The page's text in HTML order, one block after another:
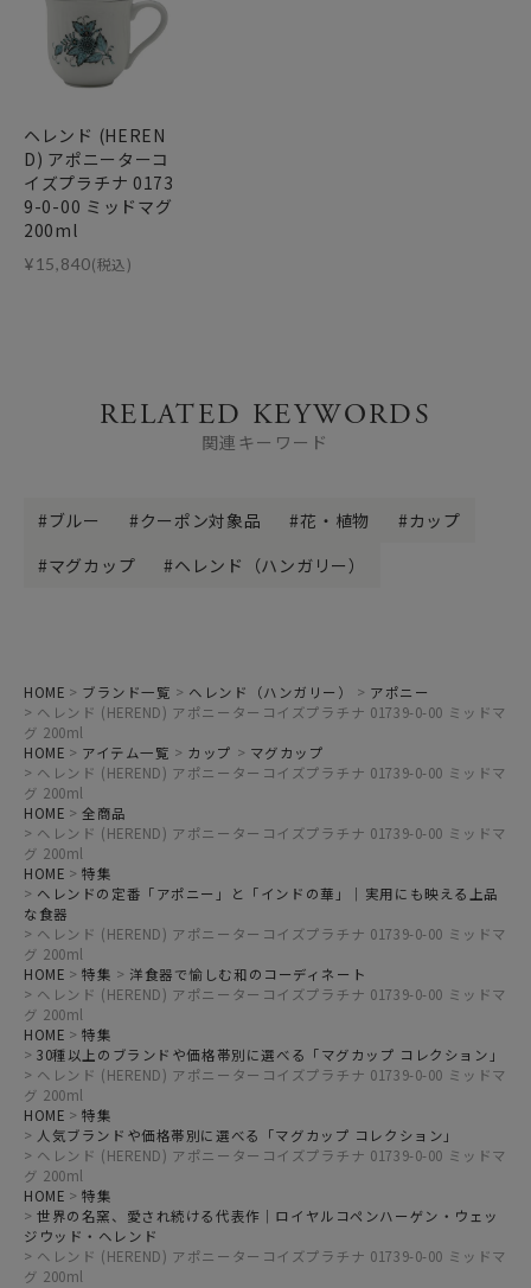
ヘレンド (HEREN
D) アポニーターコ
イズプラチナ 0173
9-0-00 ミッドマグ
200ml
¥15,840(税込)
RELATED KEYWORDS
関連キーワード
ブルー クーポン対象品 花・植物
カップ
マグカップ
ヘレンド（ハンガリー）
HOME ブランド一覧 ヘレンド（ハンガリー）
アポニー
ヘレンド (HEREND) アポニーターコイズプラチナ 01739-0-00 ミッドマ
グ 200ml
HOME
アイテム一覧 カップ
マグカップ
ヘレンド (HEREND) アポニーターコイズプラチナ 01739-0-00 ミッドマ
グ 200ml
HOME
全商品
ヘレンド (HEREND) アポニーターコイズプラチナ 01739-0-00 ミッドマ
グ 200ml
HOME
特集
ヘレンドの定番「アポニー」と「インドの華」｜実用にも映える上品
な食器
ヘレンド (HEREND) アポニーターコイズプラチナ 01739-0-00 ミッドマ
グ 200ml
HOME
特集
洋食器で愉しむ和のコーディネート
ヘレンド (HEREND) アポニーターコイズプラチナ 01739-0-00 ミッドマ
グ 200ml
HOME
特集
30種以上のブランドや価格帯別に選べる「マグカップ コレクション」
ヘレンド (HEREND) アポニーターコイズプラチナ 01739-0-00 ミッドマ
グ 200ml
HOME
特集
人気ブランドや価格帯別に選べる「マグカップ コレクション」
ヘレンド (HEREND) アポニーターコイズプラチナ 01739-0-00 ミッドマ
グ 200ml
HOME
特集
世界の名窯、愛され続ける代表作｜ロイヤルコペンハーゲン・ウェッ
ジウッド・ヘレンド
ヘレンド (HEREND) アポニーターコイズプラチナ 01739-0-00 ミッドマ
グ 200ml